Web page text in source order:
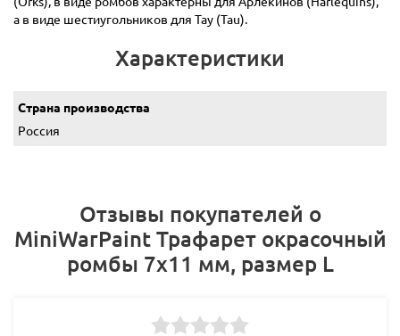
а в виде шестиугольников для Тау (Tau).
Характеристики
Страна производства
Россия
Отзывы покупателей о
MiniWarPaint Трафарет окрасочный
ромбы 7х11 мм, размер L